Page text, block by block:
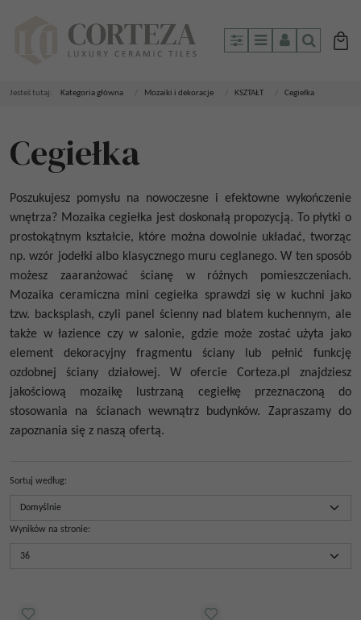
PanelMenuPanelSzukaj
Jesteś tutaj: Kategoria główna Mozaiki i dekoracje KSZTAŁT Cegiełka
Cegiełka
Poszukujesz pomysłu na nowoczesne i efektowne wykończenie
wnętrza? Mozaika cegiełka jest doskonałą propozycją. To płytki o
prostokątnym kształcie, które można dowolnie układać, tworząc
np. wzór jodełki albo klasycznego muru ceglanego. W ten sposób
możesz zaaranżować ścianę w różnych pomieszczeniach.
Mozaika ceramiczna mini cegiełka sprawdzi się w kuchni jako
tzw. backsplash, czyli panel ścienny nad blatem kuchennym, ale
także w łazience czy w salonie, gdzie może zostać użyta jako
element dekoracyjny fragmentu ściany lub pełnić funkcję
ozdobnej ściany działowej. W ofercie Corteza.pl znajdziesz
jakościową mozaikę lustrzaną cegiełkę przeznaczoną do
stosowania na ścianach wewnątrz budynków. Zapraszamy do
zapoznania się z naszą ofertą.
Sortuj według:
Wyników na stronie: